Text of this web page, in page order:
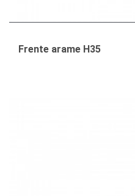
Frente arame H35